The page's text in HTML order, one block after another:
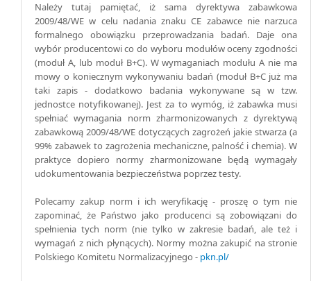
Należy tutaj pamiętać, iż sama dyrektywa zabawkowa
2009/48/WE w celu nadania znaku CE zabawce nie narzuca
formalnego obowiązku przeprowadzania badań. Daje ona
wybór producentowi co do wyboru modułów oceny zgodności
(moduł A, lub moduł B+C). W wymaganiach modułu A nie ma
mowy o koniecznym wykonywaniu badań (moduł B+C już ma
taki zapis - dodatkowo badania wykonywane są w tzw.
jednostce notyfikowanej). Jest za to wymóg, iż zabawka musi
spełniać wymagania norm zharmonizowanych z dyrektywą
zabawkową 2009/48/WE dotyczących zagrożeń jakie stwarza (a
99% zabawek to zagrożenia mechaniczne, palność i chemia). W
praktyce dopiero normy zharmonizowane będą wymagały
udokumentowania bezpieczeństwa poprzez testy.
Polecamy zakup norm i ich weryfikację - proszę o tym nie
zapominać, że Państwo jako producenci są zobowiązani do
spełnienia tych norm (nie tylko w zakresie badań, ale też i
wymagań z nich płynących). Normy można zakupić na stronie
Polskiego Komitetu Normalizacyjnego - pkn.pl/